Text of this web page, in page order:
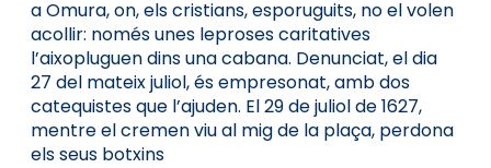
a Omura, on, els cristians, esporuguits, no el volen
acollir: només unes leproses caritatives
l’aixopluguen dins una cabana. Denunciat, el dia
27 del mateix juliol, és empresonat, amb dos
catequistes que l’ajuden. El 29 de juliol de 1627,
mentre el cremen viu al mig de la plaça, perdona
els seus botxins